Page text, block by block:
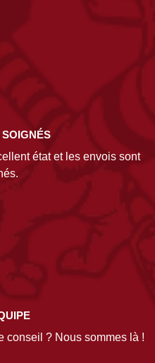
état et les envois sont
conseil ? Nous sommes là !